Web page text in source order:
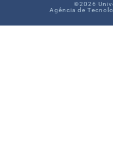
©2026
Agência de